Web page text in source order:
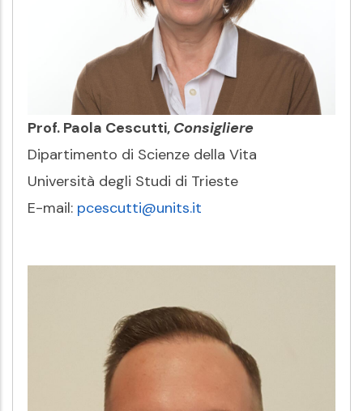
Prof. Paola Cescutti, Consigliere
Dipartimento di Scienze della Vita
Università degli Studi di Trieste
E-mail: pcescutti@units.it